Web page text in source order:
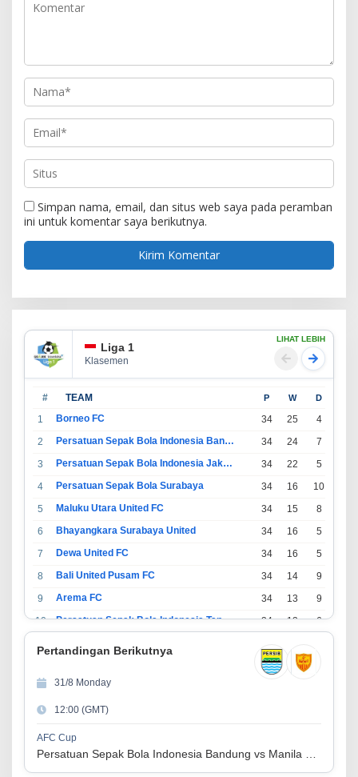
Simpan nama, email, dan situs web saya pada peramban
ini untuk komentar saya berikutnya.
Liga 1
Klasemen
LIHAT LEBIH
# TEAM P W D
1 Borneo FC 34 25 4
2
Persatuan Sepak Bola Indonesia Bandung 34 24 7
3
Persatuan Sepak Bola Indonesia Jakarta 34 22 5
4
Persatuan Sepak Bola Surabaya 34 16 10
5
Maluku Utara United FC 34 15 8
6
Bhayangkara Surabaya United 34 16 5
7
Dewa United FC 34 16 5
8
Bali United Pusam FC 34 14 9
9
Arema FC 34 13 9
10
Persatuan Sepak Bola Indonesia Tangerang 34 13 6
34 11
13
14
Madura United FC
15
Persatuan Sepakbola Makassar
16
Persis Solo 34 8 10
Pertandingan Berikutnya
31/8 Monday
12:00 (GMT)
AFC Cup
Persatuan Sepak Bola Indonesia Bandung vs Manila Digger FC